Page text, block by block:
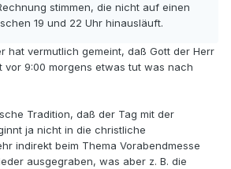
stimmen, die nicht auf einen
19 und 22 Uhr hinausläuft.
hat vermutlich gemeint, daß Gott der Herr
9:00 morgens etwas tut was nach
Tradition, daß der Tag mit der
ja nicht in die christliche
indirekt beim Thema Vorabendmesse
ausgegraben, was aber z. B. die